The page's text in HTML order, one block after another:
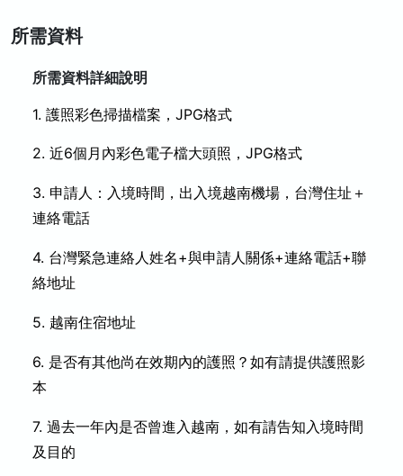
所需資料
所需資料詳細說明
1. 護照彩色掃描檔案，JPG格式
2. 近6個月內彩色電子檔大頭照 ，JPG格式
3. 申請人：入境時間，出入境越南機場，台灣住址＋
連絡電話
4. 台灣緊急連絡人姓名+與申請人關係+連絡電話+聯
絡地址
5. 越南住宿地址
6. 是否有其他尚在效期內的護照？如有請提供護照影
本
7. 過去一年內是否曾進入越南，如有請告知入境時間
及目的